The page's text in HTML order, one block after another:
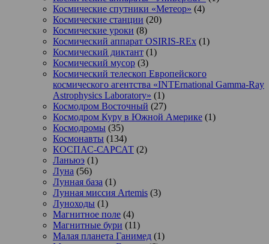
Космические спутники «Метеор» (4)
Космические станции (20)
Космические уроки (8)
Космический аппарат OSIRIS-REx (1)
Космический диктант (1)
Космический мусор (3)
Космический телескоп Европейского
космического агентства «INTErnational Gamma-Ray
Astrophysics Laboratory» (1)
Космодром Восточный (27)
Космодром Куру в Южной Америке (1)
Космодромы (35)
Космонавты (134)
КОСПАС-САРСАТ (2)
Ланьюэ (1)
Луна (56)
Лунная база (1)
Лунная миссия Artemis (3)
Луноходы (1)
Магнитное поле (4)
Магнитные бури (11)
Малая планета Ганимед (1)